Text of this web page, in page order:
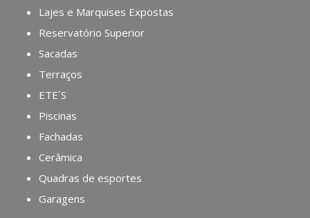
Lajes e Marquises Expostas
Reservatório Superior
Sacadas
Terraços
ETE´S
Piscinas
Fachadas
Cerâmica
Quadras de esportes
Garagens